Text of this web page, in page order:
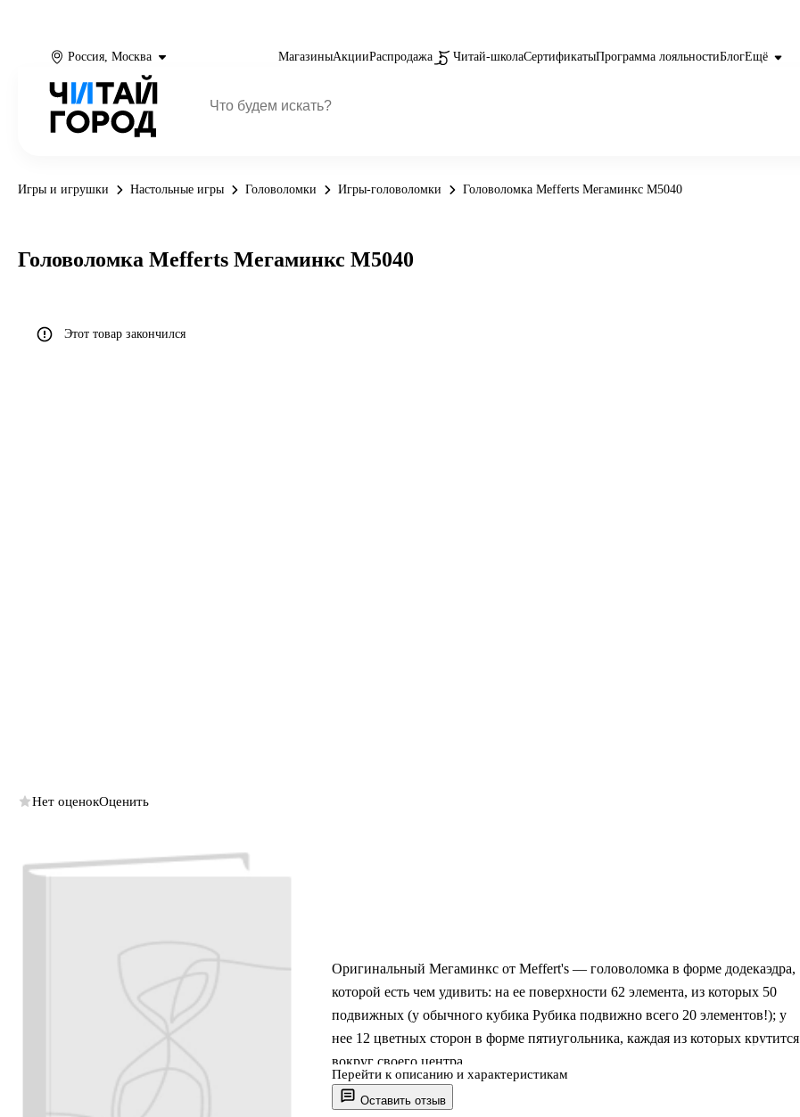
Россия, Москва МагазиныАкцииРаспродажа Читай-школаСертификатыПрограмма лояльностиБлогЕщё
Игры и игрушки Настольные игры Головоломки Игры-головоломки Головоломка Mefferts Мегаминкс M5040
Оставить отзыв
Оригинальный Мегаминкс от Meffert's — головоломка в форме додекаэдра,
которой есть чем удивить: на ее поверхности 62 элемента, из которых 50
подвижных (у обычного кубика Рубика подвижно всего 20 элементов!); у
нее 12 цветных сторон в форме пятиугольника, каждая из которых крутится
вокруг своего центра
Мегаминкс выглядит гораздо сложнее кубика Рубика, и действительно, эта
головоломка способна принимать в миллиарды раз большее количество
Перейти к описанию и характеристикам
Головоломка Mefferts Мегаминкс M5040
Этот товар закончился
Нет оценокОценить